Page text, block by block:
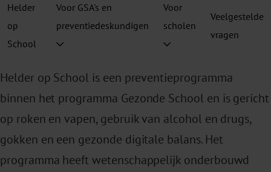
Helder
op
School
Voor GSA's en
preventiedeskundigen
Voor
scholen
Veelgestelde
vragen
Helder op School is een preventieprogramma
binnen het programma Gezonde School en is gericht
op roken en vapen, gebruik van alcohol en drugs,
gokken en een gezonde digitale balans. Het
programma heeft wetenschappelijk onderbouwd